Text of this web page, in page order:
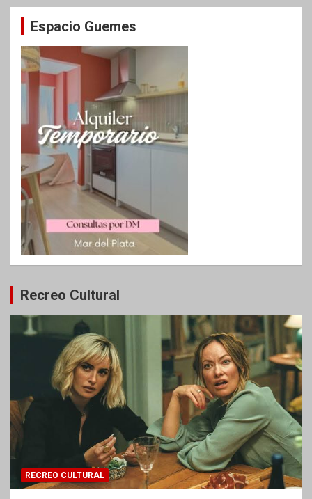
Espacio Guemes
Recreo Cultural
RECREO CULTURAL